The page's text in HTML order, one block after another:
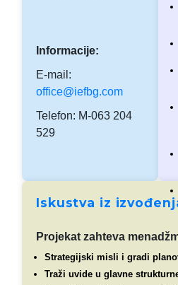
Informacije:
E-mail:
office@iefbg.com
Telefon: M-063 204
529
Iskustva iz
Projekat zahteva
Strategijski misli i gradi
Traži uvide u glavne